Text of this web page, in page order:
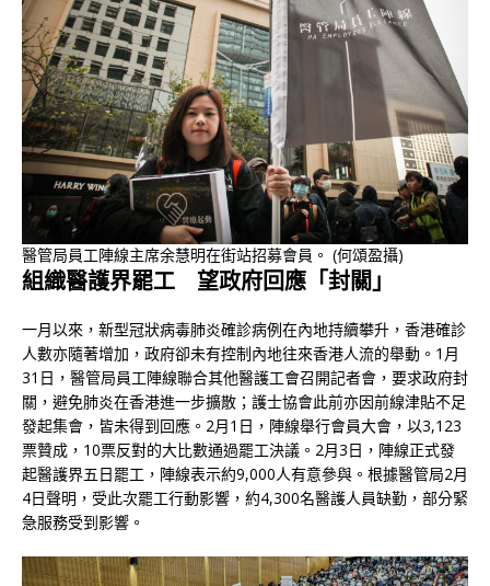
醫管局員工陣線主席余慧明在街站招募會員。 (何頌盈攝)
組織醫護界罷工 望政府回應「封關」
一月以來，新型冠狀病毒肺炎確診病例在內地持續攀升，香港確診
人數亦隨著增加，政府卻未有控制內地往來香港人流的舉動。1月
31日，醫管局員工陣線聯合其他醫護工會召開記者會，要求政府封
關，避免肺炎在香港進一步擴散；護士協會此前亦因前線津貼不足
發起集會，皆未得到回應。2月1日，陣線舉行會員大會，以3,123
票贊成，10票反對的大比數通過罷工決議。2月3日，陣線正式發
起醫護界五日罷工，陣線表示約9,000人有意參與。根據醫管局2月
4日聲明，受此次罷工行動影響，約4,300名醫護人員缺勤，部分緊
急服務受到影響。